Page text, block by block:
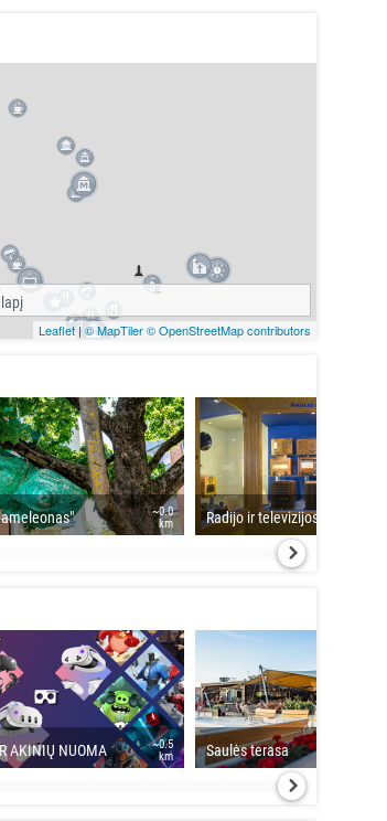
Leaflet| © MapTiler© OpenStreetMap contributors
~0.0
km
Radijo ir televizijos muziejus
AKINIŲ NUOMA
~0.5
km
Saulės terasa